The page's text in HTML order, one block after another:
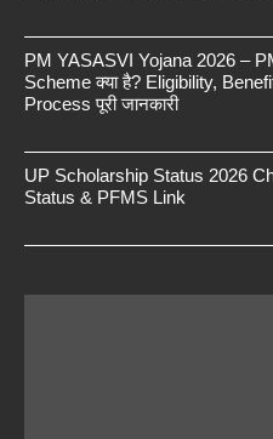
PM YASASVI Yojana 2026 –
Scheme क्या है? Eligibility,
Process पूरी जानकारी
UP Scholarship Status 2026
Status & PFMS Link